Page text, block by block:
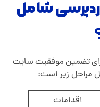
شامل
تضمین موفقیت سایت
مراحل زیر است:
اقدامات